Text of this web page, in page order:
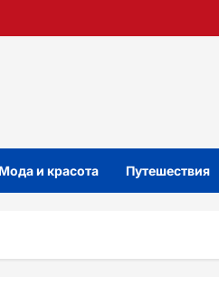
Мода и красота Путешествия